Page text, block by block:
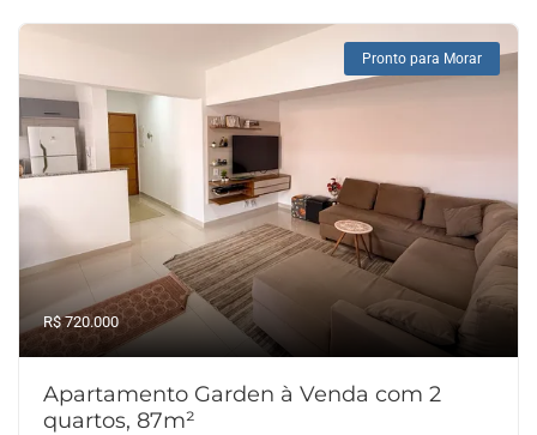
Pronto para Morar
R$ 720.000
Apartamento Garden à Venda com 2
quartos, 87m²